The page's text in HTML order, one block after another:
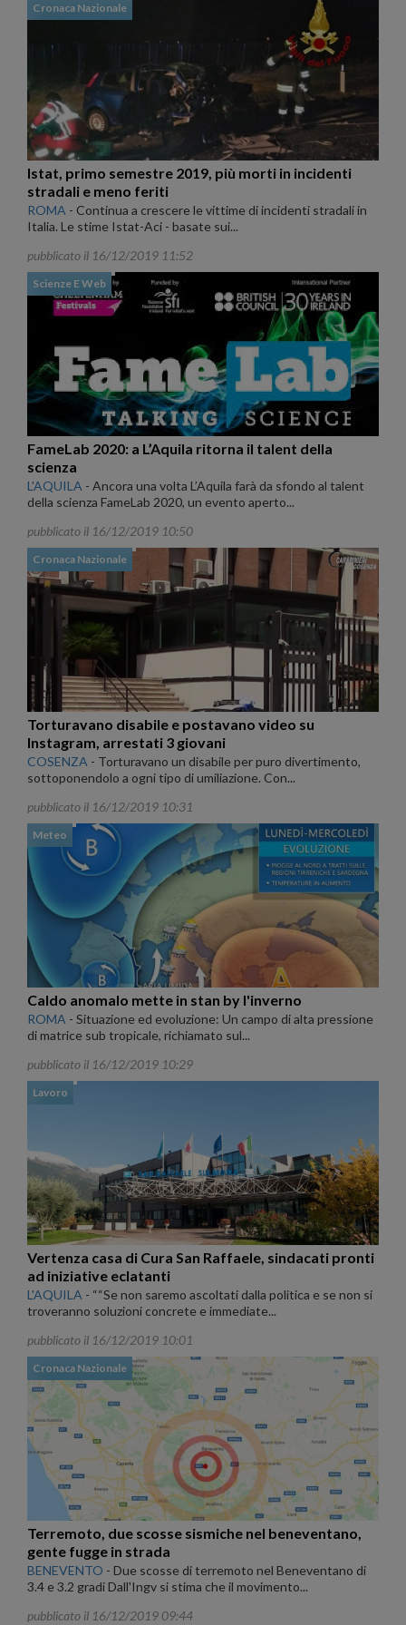
Cronaca Nazionale
Istat, primo semestre 2019, più morti in incidenti
stradali e meno feriti
ROMA - Continua a crescere le vittime di incidenti stradali in
Italia. Le stime Istat-Aci - basate sui...
pubblicato il 16/12/2019 11:52
Scienze E Web
FameLab 2020: a L’Aquila ritorna il talent della
scienza
L'AQUILA - Ancora una volta L’Aquila farà da sfondo al talent
della scienza FameLab 2020, un evento aperto...
pubblicato il 16/12/2019 10:50
Cronaca Nazionale
Torturavano disabile e postavano video su
Instagram, arrestati 3 giovani
COSENZA - Torturavano un disabile per puro divertimento,
sottoponendolo a ogni tipo di umiliazione. Con...
pubblicato il 16/12/2019 10:31
Meteo
Caldo anomalo mette in stan by l'inverno
ROMA - Situazione ed evoluzione: Un campo di alta pressione
di matrice sub tropicale, richiamato sul...
pubblicato il 16/12/2019 10:29
Lavoro
Vertenza casa di Cura San Raffaele, sindacati pronti
ad iniziative eclatanti
L'AQUILA - ““Se non saremo ascoltati dalla politica e se non si
troveranno soluzioni concrete e immediate...
pubblicato il 16/12/2019 10:01
Cronaca Nazionale
Terremoto, due scosse sismiche nel beneventano,
gente fugge in strada
BENEVENTO - Due scosse di terremoto nel Beneventano di
3.4 e 3.2 gradi Dall'Ingv si stima che il movimento...
pubblicato il 16/12/2019 09:44